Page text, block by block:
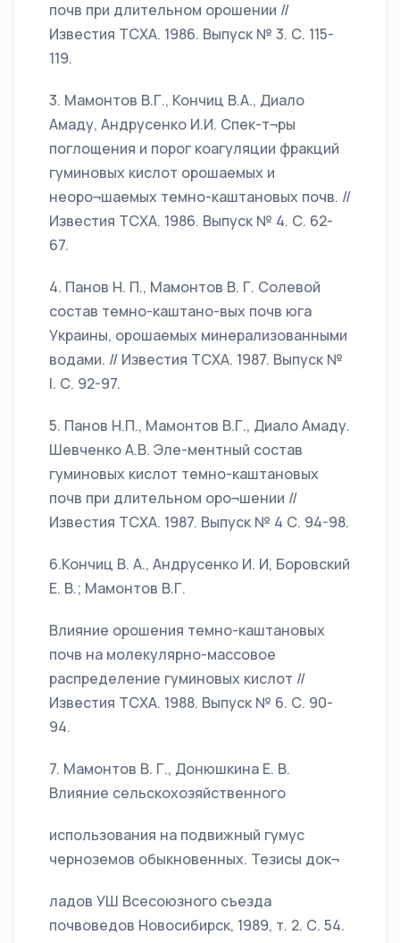
почв при длительном орошении //
Известия ТСХА. 1986. Выпуск № 3. С. 115-
119.
3. Мамонтов В.Г., Кончиц В.А., Диало
Амаду, Андрусенко И.И. Спек-т¬ры
поглощения и порог коагуляции фракций
гуминовых кислот орошаемых и
неоро¬шаемых темно-каштановых почв. //
Известия ТСХА. 1986. Выпуск № 4. С. 62-
67.
4. Панов Н. П., Мамонтов В. Г. Солевой
состав темно-каштано-вых почв юга
Украины, орошаемых минерализованными
водами. // Известия ТСХА. 1987. Выпуск №
l. С. 92-97.
5. Панов Н.П., Мамонтов В.Г., Диало Амаду.
Шевченко А.В. Эле-ментный состав
гуминовых кислот темно-каштановых
почв при длительном оро¬шении //
Известия ТСХА. 1987. Выпуск № 4 С. 94-98.
6.Кончиц В. А., Андрусенко И. И, Боровский
Е. В.; Мамонтов В.Г.
Влияние орошения темно-каштановых
почв на молекулярно-массовое
распределение гуминовых кислот //
Известия ТСХА. 1988. Выпуск № 6. С. 90-
94.
7. Мамонтов В. Г., Донюшкина Е. В.
Влияние сельскохозяйственного
использования на подвижный гумус
черноземов обыкновенных. Тезисы док¬
ладов УШ Всесоюзного съезда
почвоведов Новосибирск, 1989, т. 2. С. 54.